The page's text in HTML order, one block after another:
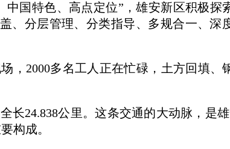
中国特色、高点定位”，雄安新区积极探
、分层管理、分类指导、多规合一、深
，2000多名工人正在忙碌，土方回填、
长24.838公里。这条交通的大动脉，是
构成。